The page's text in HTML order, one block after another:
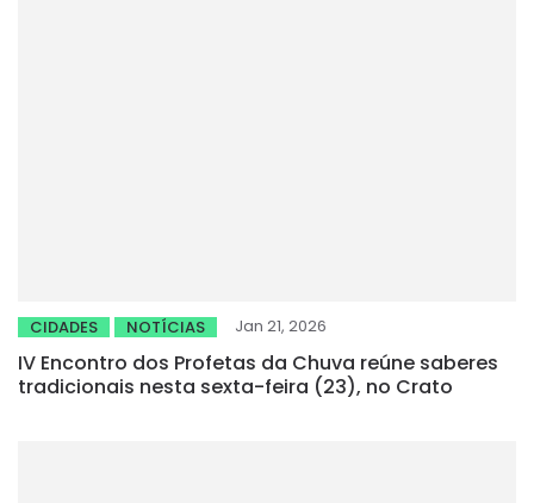
CIDADES NOTÍCIAS Jan 21, 2026
IV Encontro dos Profetas da Chuva reúne saberes
tradicionais nesta sexta-feira (23), no Crato